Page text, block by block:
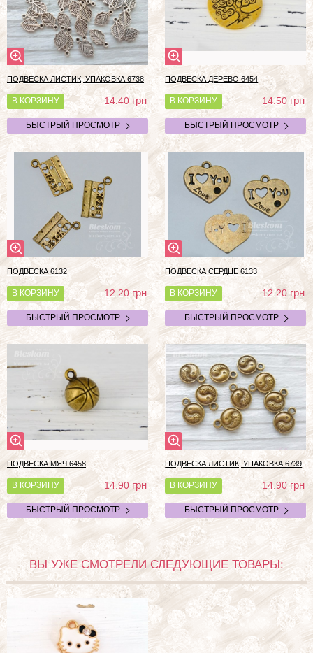
ПОДВЕСКА ЛИСТИК, УПАКОВКА 6738
В КОРЗИНУ 14.40грн
БЫСТРЫЙ ПРОСМОТР
ПОДВЕСКА ДЕРЕВО 6454
В КОРЗИНУ 14.50грн
БЫСТРЫЙ ПРОСМОТР
ПОДВЕСКА 6132
В КОРЗИНУ 12.20грн
БЫСТРЫЙ ПРОСМОТР
ПОДВЕСКА СЕРДЦЕ 6133
В КОРЗИНУ 12.20грн
БЫСТРЫЙ ПРОСМОТР
ПОДВЕСКА МЯЧ 6458
В КОРЗИНУ 14.90грн
БЫСТРЫЙ ПРОСМОТР
ПОДВЕСКА ЛИСТИК, УПАКОВКА 6739
В КОРЗИНУ 14.90грн
БЫСТРЫЙ ПРОСМОТР
ВЫ УЖЕ СМОТРЕЛИ СЛЕДУЮЩИЕ ТОВАРЫ: